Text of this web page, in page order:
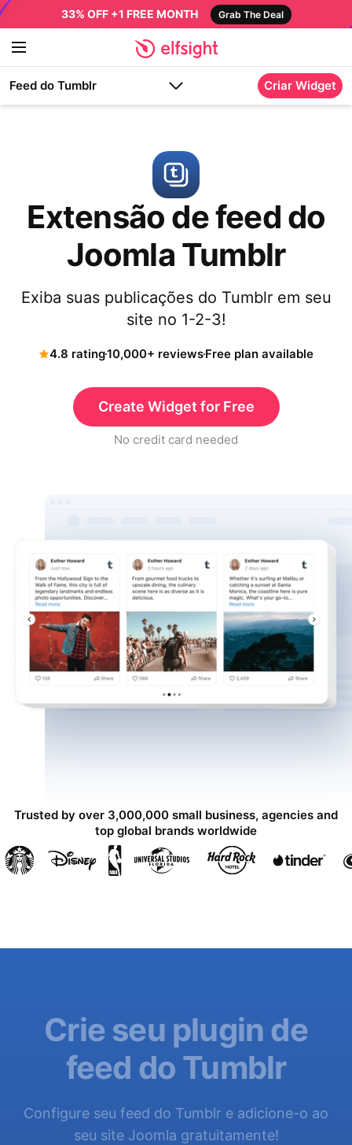
33% OFF +1 FREE MONTH Grab The Deal
Feed do Tumblr Criar Widget
Extensão de feed do
Joomla Tumblr
Exiba suas publicações do Tumblr em seu
site no 1-2-3!
4.8 rating10,000+ reviewsFree plan available
Create Widget for Free
No credit card needed
Trusted by over 3,000,000 small business, agencies and
top global brands worldwide
Crie seu plugin de
feed do Tumblr
Configure seu feed do Tumblr e adicione-o ao
seu site Joomla gratuitamente!